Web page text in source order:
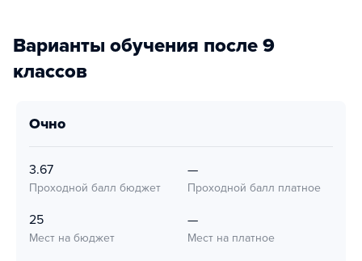
Варианты обучения после 9
классов
очно
3.67
Проходной балл бюджет
—
Проходной балл платное
25
Мест на бюджет
—
Мест на платное